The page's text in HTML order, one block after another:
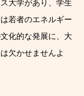
大学があり、学生
若者のエネルギー
化的な発展に、大
欠かせませんよ